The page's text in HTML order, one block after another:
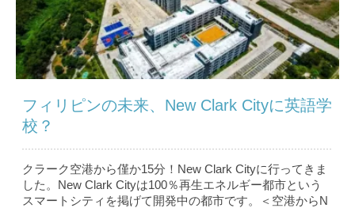
フィリピンの未来、New Clark Cityに英語学
校？
クラーク空港から僅か15分！New Clark Cityに行ってきま
した。New Clark Cityは100％再生エネルギー都市という
スマートシティを掲げて開発中の都市です。＜空港からN